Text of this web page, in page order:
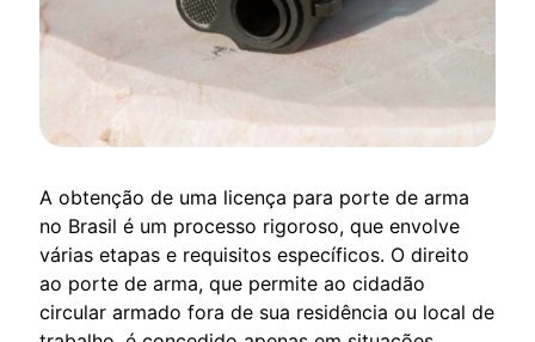
A obtenção de uma licença para porte de arma
no Brasil é um processo rigoroso, que envolve
várias etapas e requisitos específicos. O direito
ao porte de arma, que permite ao cidadão
circular armado fora de sua residência ou local de